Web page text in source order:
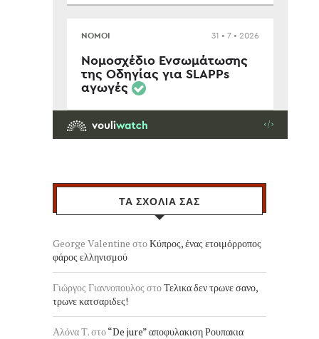
ΤΑ ΣΧΟΛΙΑ ΣΑΣ
George Valentine στοΚύπρος, ένας ετοιμόρροπος
φάρος ελληνισμού
Γιώργος Γιαννοπουλος στοΤελικα δεν τρωνε σανο,
τρωνε κατσαριδες!
Αλόνα Τ.στο“De jure” αποφυλακιση Ρουπακια